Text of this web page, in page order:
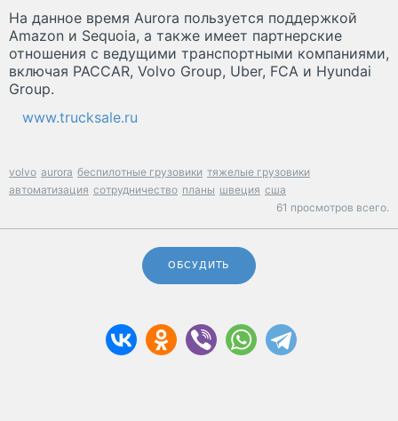
На данное время Aurora пользуется поддержкой
Amazon и Sequoia, а также имеет партнерские
отношения с ведущими транспортными компаниями,
включая PACCAR, Volvo Group, Uber, FCA и Hyundai
Group.
www.trucksale.ru
volvo aurora беспилотные грузовики тяжелые грузовики
автоматизация сотрудничество планы швеция сша
61 просмотров всего.
ОБСУДИТЬ